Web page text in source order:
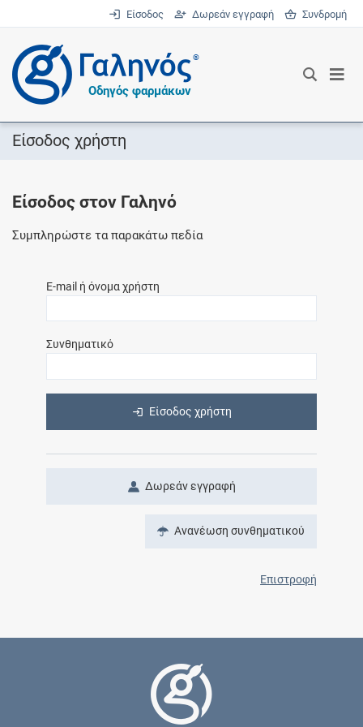
Είσοδος Δωρεάν εγγραφή Συνδρομή
®
Οδηγός φαρμάκων
Είσοδος χρήστη
Είσοδος στον Γαληνό
Συμπληρώστε τα παρακάτω πεδία
E-mail ή όνομα χρήστη
Συνθηματικό
Είσοδος χρήστη
Δωρεάν εγγραφή
Ανανέωση συνθηματικού
Επιστροφή